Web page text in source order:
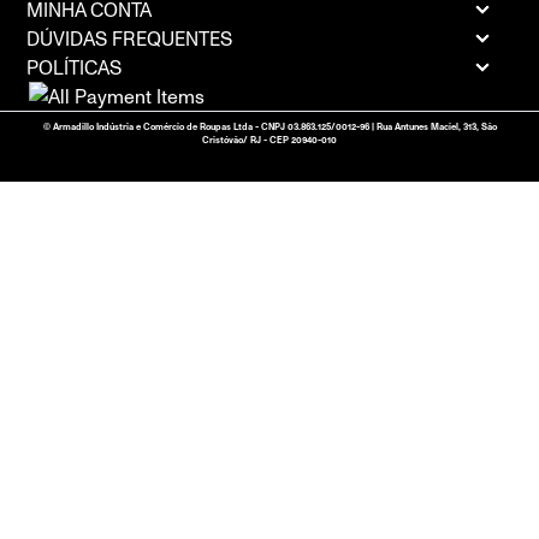
MINHA CONTA
DÚVIDAS FREQUENTES
POLÍTICAS
© Armadillo Indústria e Comércio de Roupas Ltda - CNPJ 03.863.125/0012-96 | Rua Antunes Maciel, 313, São
Cristóvão/ RJ - CEP 20940-010